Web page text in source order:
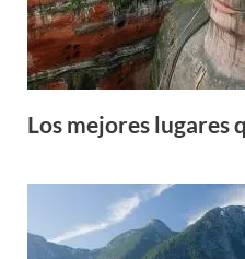
Los mejores lugares